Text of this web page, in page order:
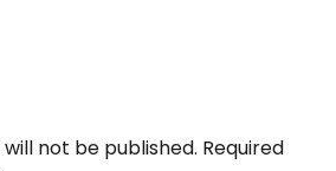
not be published. Required